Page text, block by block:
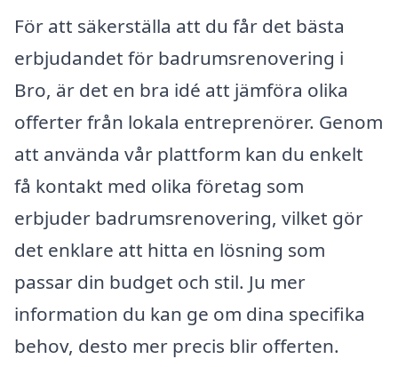
För att säkerställa att du får det bästa
erbjudandet för badrumsrenovering i
Bro, är det en bra idé att jämföra olika
offerter från lokala entreprenörer. Genom
att använda vår plattform kan du enkelt
få kontakt med olika företag som
erbjuder badrumsrenovering, vilket gör
det enklare att hitta en lösning som
passar din budget och stil. Ju mer
information du kan ge om dina specifika
behov, desto mer precis blir offerten.